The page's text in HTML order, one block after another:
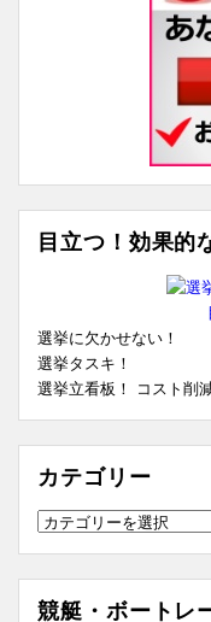
目立つ！効果的
選挙に欠かせない！
選挙タスキ！
選挙立看板！ コスト削
カテゴリー
カ
リ
競艇・ボートレ